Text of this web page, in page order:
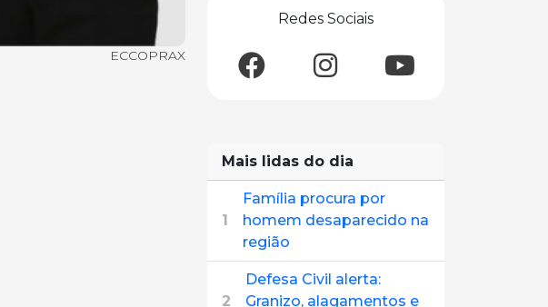
ECCOPRAX
Redes Sociais
Mais lidas do dia
1
Família procura por
homem desaparecido na
região
2
Defesa Civil alerta:
Granizo, alagamentos e